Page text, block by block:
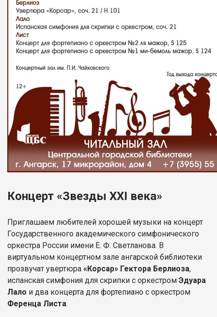
Концерт «Звезды XXI века»
Приглашаем любителей хорошей музыки на концерт
Государственного академического симфонического
оркестра России имени Е. Ф. Светланова. В
виртуальном концертном зале ангарской библиотеки
прозвучат увертюра «Корсар» Гектора Берлиоза,
испанская симфония для скрипки с оркестром Эдуара
Лало и два концерта для фортепиано с оркестром
Ференца Листа.